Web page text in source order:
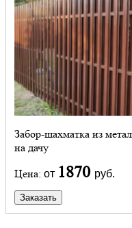
Забор-шахматка из
на дачу
Цена: от 1870 руб.
Заказать